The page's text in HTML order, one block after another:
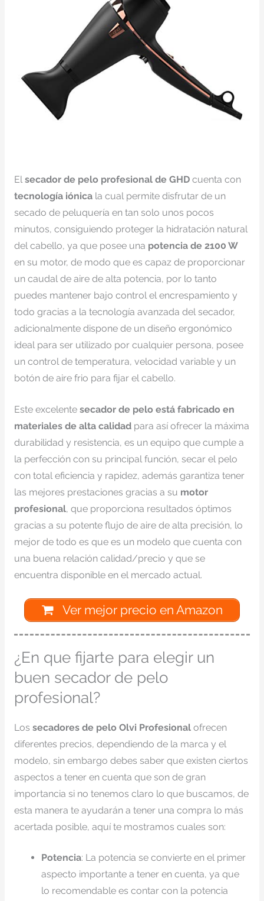
Elsecador de pelo profesional de GHDcuenta con
tecnología iónicala cual permite disfrutar de un
secado de peluquería en tan solo unos pocos
minutos, consiguiendo proteger la hidratación natural
del cabello, ya que posee una potencia de 2100 W
en su motor, de modo que es capaz de proporcionar
un caudal de aire de alta potencia, por lo tanto
puedes mantener bajo control el encrespamiento y
todo gracias a la tecnología avanzada del secador,
adicionalmente dispone de un diseño ergonómico
ideal para ser utilizado por cualquier persona, posee
un control de temperatura, velocidad variable y un
botón de aire frio para fijar el cabello.
Este excelente secador de pelo está fabricado en
materiales de alta calidadpara así ofrecer la máxima
durabilidad y resistencia, es un equipo que cumple a
la perfección con su principal función, secar el pelo
con total eficiencia y rapidez, además garantiza tener
las mejores prestaciones gracias a su motor
profesional, que proporciona resultados óptimos
gracias a su potente flujo de aire de alta precisión, lo
mejor de todo es que es un modelo que cuenta con
una buena relación calidad/precio y que se
encuentra disponible en el mercado actual.
Ver mejor precio en Amazon
¿En que fijarte para elegir un
buen secador de pelo
profesional?
Los secadores de pelo Olvi Profesionalofrecen
diferentes precios, dependiendo de la marca y el
modelo, sin embargo debes saber que existen ciertos
aspectos a tener en cuenta que son de gran
importancia si no tenemos claro lo que buscamos, de
esta manera te ayudarán a tener una compra lo más
acertada posible, aquí te mostramos cuales son:
Potencia: La potencia se convierte en el primer
aspecto importante a tener en cuenta, ya que
lo recomendable es contar con la potencia